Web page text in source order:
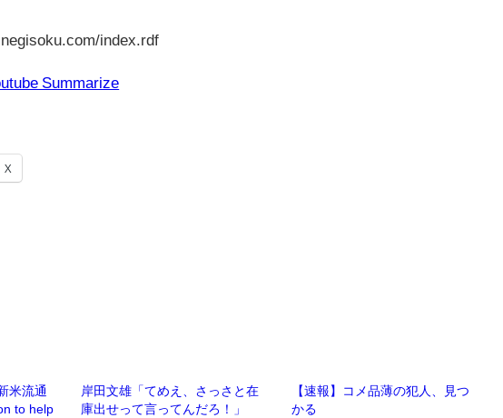
index.rdf
Summarize
X
米流通
to help
岸田文雄「てめえ、さっさと在
庫出せって言ってんだろ！」
【速報】コメ品薄の犯人、見つ
かる